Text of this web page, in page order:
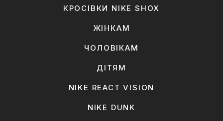
КРОСІВКИ NIKE SHOX
ЖІНКАМ
ЧОЛОВІКАМ
ДІТЯМ
NIKE REACT VISION
NIKE DUNK